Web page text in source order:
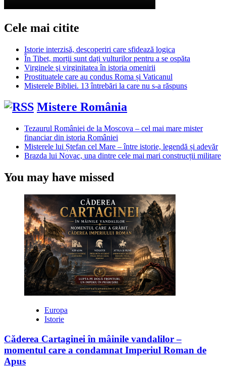
Cele mai citite
Istorie interzisă, descoperiri care sfidează logica
În Tibet, morții sunt dați vulturilor pentru a se ospăta
Virginele şi virginitatea în istoria omenirii
Prostituatele care au condus Roma și Vaticanul
Misterele Bibliei. 13 întrebări la care nu s-a răspuns
Mistere România
Tezaurul României de la Moscova – cel mai mare mister
financiar din istoria României
Misterele lui Ștefan cel Mare – între istorie, legendă și adevăr
Brazda lui Novac, una dintre cele mai mari construcții militare
You may have missed
Europa
Istorie
Căderea Cartaginei în mâinile vandalilor –
momentul care a condamnat Imperiul Roman de
Apus